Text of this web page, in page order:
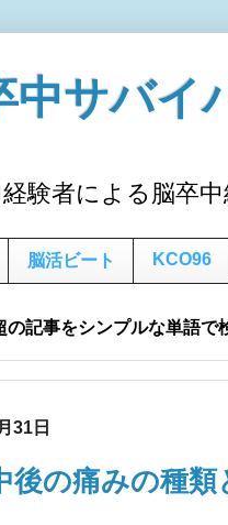
中サバイ
経験者による脳卒
脳活ビート KCO96
の記事をシンプルな単語で
31日
後の痛みの種